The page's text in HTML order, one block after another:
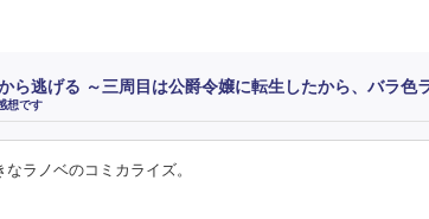
ら逃げる ～三周目は公爵令嬢に転生したから、バラ
想です
ラノベのコミカライズ。